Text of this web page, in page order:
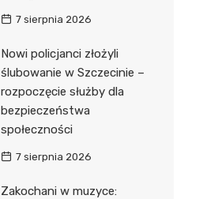
7 sierpnia 2026
Nowi policjanci złożyli
ślubowanie w Szczecinie –
rozpoczęcie służby dla
bezpieczeństwa
społeczności
7 sierpnia 2026
Zakochani w muzyce: